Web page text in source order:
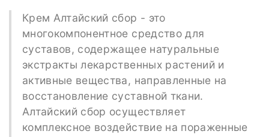
Крем Алтайский сбор - это
многокомпонентное средство для
суставов, содержащее натуральные
экстракты лекарственных растений и
активные вещества, направленные на
восстановление суставной ткани.
Алтайский сбор осуществляет
комплексное воздействие на пораженные